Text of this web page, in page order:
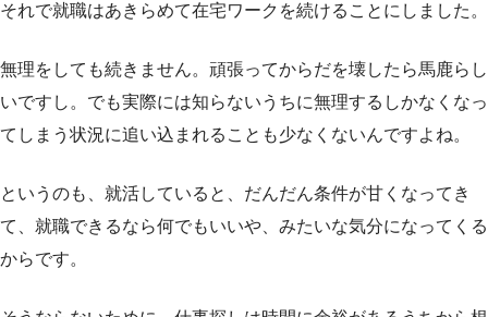
それで就職はあきらめて在宅ワークを続けることにしました。
無理をしても続きません。頑張ってからだを壊したら馬鹿らし
いですし。でも実際には知らないうちに無理するしかなくなっ
てしまう状況に追い込まれることも少なくないんですよね。
というのも、就活していると、だんだん条件が甘くなってき
て、就職できるなら何でもいいや、みたいな気分になってくる
からです。